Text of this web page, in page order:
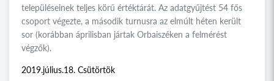
településeinek teljes körű értéktárát. Az adatgyűjtést 54 fős
csoport végezte, a második turnusra az elmúlt héten került
sor (korábban áprilisban jártak Orbaiszéken a felmérést
végzők).
2019.július.18. Csütörtök